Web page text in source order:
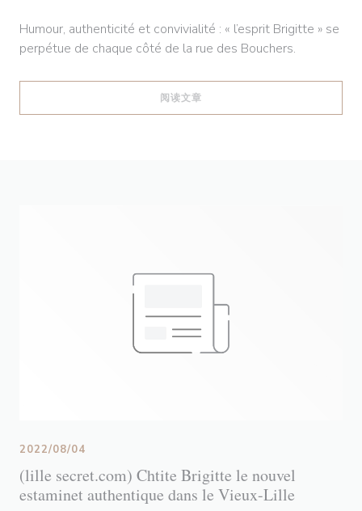
Humour, authenticité et convivialité : « l’esprit Brigitte » se
perpétue de chaque côté de la rue des Bouchers.
阅读文章((在新窗口中打开))
(lille secret.com) Chtite Brigitte le nouvel
estaminet authentique dans le Vieux-Lille
2022/08/04